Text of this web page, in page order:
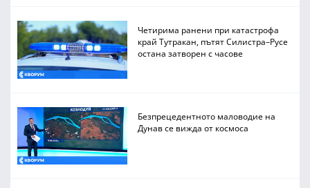
Четирима ранени при катастрофа
край Тутракан, пътят Силистра–Русе
остана затворен с часове
Безпрецедентното маловодие на
Дунав се вижда от космоса